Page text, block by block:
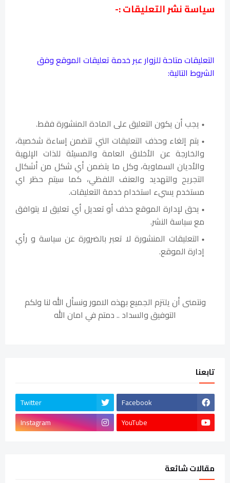
سياسة نشر التعليقات :-
التعليقات متاحة للزوار عبر خدمة تعليقات الموقع وفق
الشروط التالية:
يجب أن يكون التعليق على المادة المنشورة فقط.
يتم إلغاء وحذف التعليقات التي تتضمن إساءة شخصية،
والخارجة عن الأخلاق العامة والمسيئة للذات الإلهية
والأديان السماوية، وكل ما يتضمن أي شكل من أشكال
التجريح والتهديد والعنف اللفظي، كما سيتم حظر اي
مستخدم يسيء استخدام خدمة التعليقات.
يحق لإدارة الموقع حذف أو تعديل أي تعليق لا يتوافق
مع سياسة النشر.
التعليقات المنشورة لا تعبر بالضرورة عن سياسة و رأي
إدارة الموقع.
ونتمنى أن يلتزم الجميع بهذه الامور ونسأل الله لنا ولكم
التوفيق والسداد .. دمتم في امان الله
تابعنا
Facebook
Twitter
YouTube
Instagram
مقالات شائعة